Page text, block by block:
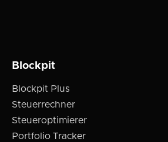
Blockpit
Blockpit Plus
Steuerrechner
Steueroptimierer
Portfolio Tracker